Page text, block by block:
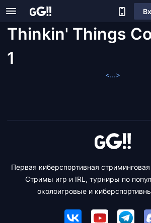
Thinkin' Things
1
<...>
Первая киберспортивная
Стримы игр и IRL, турниры по
околоигровые и